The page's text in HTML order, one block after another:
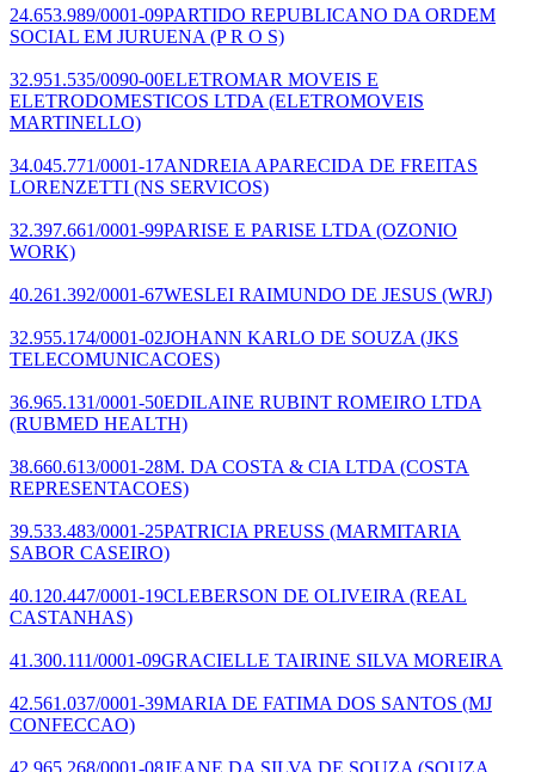
24.653.989/0001-09PARTIDO REPUBLICANO DA ORDEM
SOCIAL EM JURUENA (P R O S)
32.951.535/0090-00ELETROMAR MOVEIS E
ELETRODOMESTICOS LTDA (ELETROMOVEIS
MARTINELLO)
34.045.771/0001-17ANDREIA APARECIDA DE FREITAS
LORENZETTI (NS SERVICOS)
32.397.661/0001-99PARISE E PARISE LTDA (OZONIO
WORK)
40.261.392/0001-67WESLEI RAIMUNDO DE JESUS (WRJ)
32.955.174/0001-02JOHANN KARLO DE SOUZA (JKS
TELECOMUNICACOES)
36.965.131/0001-50EDILAINE RUBINT ROMEIRO LTDA
(RUBMED HEALTH)
38.660.613/0001-28M. DA COSTA & CIA LTDA (COSTA
REPRESENTACOES)
39.533.483/0001-25PATRICIA PREUSS (MARMITARIA
SABOR CASEIRO)
40.120.447/0001-19CLEBERSON DE OLIVEIRA (REAL
CASTANHAS)
41.300.111/0001-09GRACIELLE TAIRINE SILVA MOREIRA
42.561.037/0001-39MARIA DE FATIMA DOS SANTOS (MJ
CONFECCAO)
42.965.268/0001-08JEANE DA SILVA DE SOUZA (SOUZA